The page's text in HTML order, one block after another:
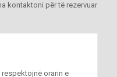
kontaktoni për të rezervuar
respektojnë orarin e